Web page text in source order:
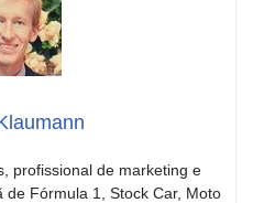
profissional de marketing e
Fórmula 1, Stock Car, Moto